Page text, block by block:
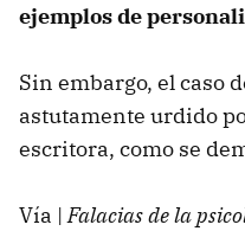
ejemplos de
Sin embargo, el caso
astutamente urdido
escritora, como se
Vía |Falacias de la